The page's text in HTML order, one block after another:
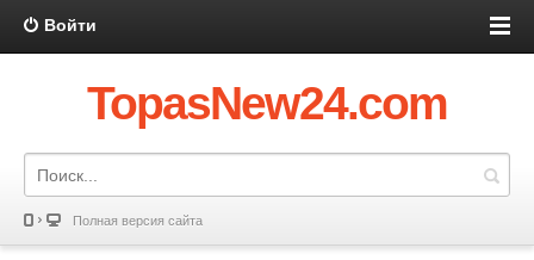
Войти
TopasNew24.com
Полная версия сайта